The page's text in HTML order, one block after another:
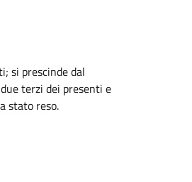
si prescinde dal
terzi dei presenti e
stato reso.